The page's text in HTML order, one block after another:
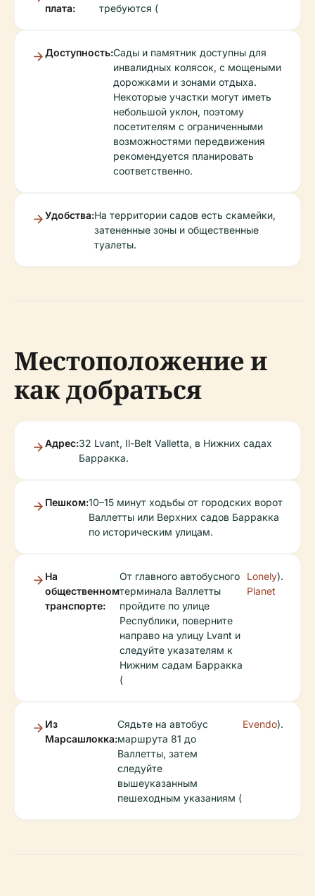
плата: требуются (
Доступность:Сады и памятник доступны для
инвалидных колясок, с мощеными
дорожками и зонами отдыха.
Некоторые участки могут иметь
небольшой уклон, поэтому
посетителям с ограниченными
возможностями передвижения
рекомендуется планировать
соответственно.
Удобства:На территории садов есть скамейки,
затененные зоны и общественные
туалеты.
Местоположение и
как добраться
Адрес:32 Lvant, Il-Belt Valletta, в Нижних садах
Барракка.
Пешком:10–15 минут ходьбы от городских ворот
Валлетты или Верхних садов Барракка
по историческим улицам.
На
общественном
транспорте:
От главного автобусного
терминала Валлетты
пройдите по улице
Республики, поверните
направо на улицу Lvant и
следуйте указателям к
Нижним садам Барракка
(
Lonely
Planet
).
Из
Марсашлокка:
Сядьте на автобус
маршрута 81 до
Валлетты, затем
следуйте
вышеуказанным
пешеходным указаниям (
Evendo).